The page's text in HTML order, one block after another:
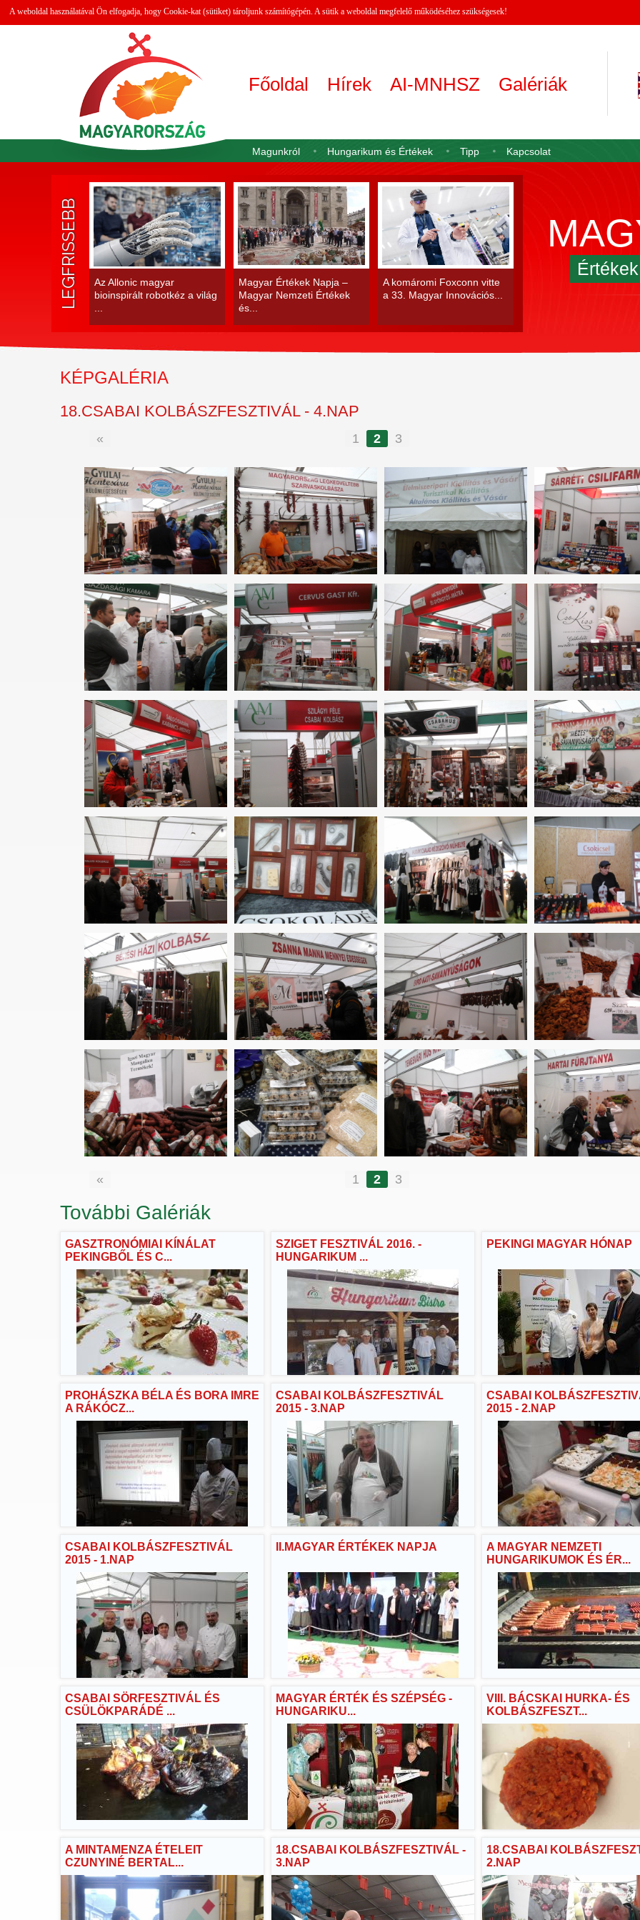
A weboldal használatával Ön elfogadja, hogy Cookie-kat (sütiket) tároljunk számítógépén. A sütik a weboldal megfelelő működéséhez szükségesek!
Főoldal Hírek AI-MNHSZ Galériák
Magunkról Hungarikum és Értékek Tipp Kapcsolat
LEGFRISSEBB
Az Allonic magyar
bioinspirált robotkéz a világ
Magyar Értékek Napja –
Magyar Nemzeti Értékek
és...
A komáromi Foxconn vitte
a 33. Magyar Innovációs...
KÉPGALÉRIA
18.CSABAI KOLBÁSZFESZTIVÁL - 4.NAP
« 1 2 3
« 1 2 3
További Galériák
GASZTRONÓMIAI KÍNÁLAT
PEKINGBŐL ÉS C...
SZIGET FESZTIVÁL 2016. -
HUNGARIKUM ...
PEKINGI MAGYAR HÓNAP
PROHÁSZKA BÉLA ÉS BORA IMRE
A RÁKÓCZ...
CSABAI KOLBÁSZFESZTIVÁL
2015 - 3.NAP
CSABAI
2015 - 2.NAP
CSABAI KOLBÁSZFESZTIVÁL
2015 - 1.NAP
II.MAGYAR ÉRTÉKEK NAPJA
A MAGYAR NEMZETI
HUNGARIKUMOK ÉS ÉR...
CSABAI SÖRFESZTIVÁL ÉS
CSÜLÖKPARÁDÉ ...
MAGYAR ÉRTÉK ÉS SZÉPSÉG -
HUNGARIKU...
VIII. BÁCSKAI HURKA- ÉS
KOLBÁSZFESZT...
A MINTAMENZA ÉTELEIT
CZUNYINÉ BERTAL...
18.CSABAI KOLBÁSZFESZTIVÁL -
3.NAP
18.CSABAI
2.NAP